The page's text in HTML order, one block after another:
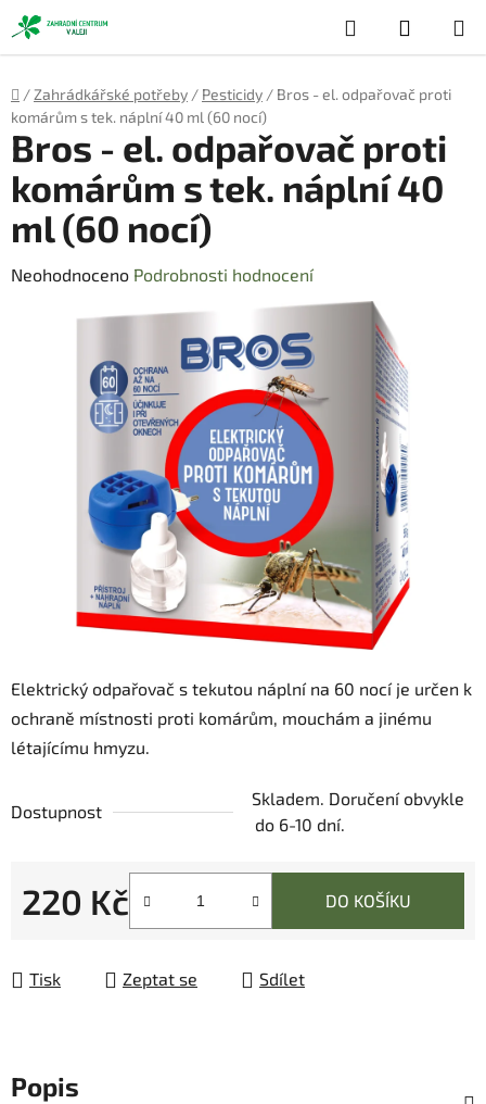
Přejít
na
obsah
Hledat
KOŠÍK
Domů
/ Zahrádkářské potřeby / Pesticidy / Bros - el. odpařovač proti
komárům s tek. náplní 40 ml (60 nocí)
Elektrický odpařovač s tekutou náplní na 60 nocí je určen k
ochraně místnosti proti komárům, mouchám a jinému
létajícímu hmyzu.
Dostupnost
Skladem. Doručení obvykle
do 6-10 dní.
220 Kč DO KOŠÍKU
Tisk Zeptat se Sdílet
Bros - el. odpařovač proti
komárům s tek. náplní 40
ml (60 nocí)
Průměrné
Neohodnoceno Podrobnosti hodnocení
Popis